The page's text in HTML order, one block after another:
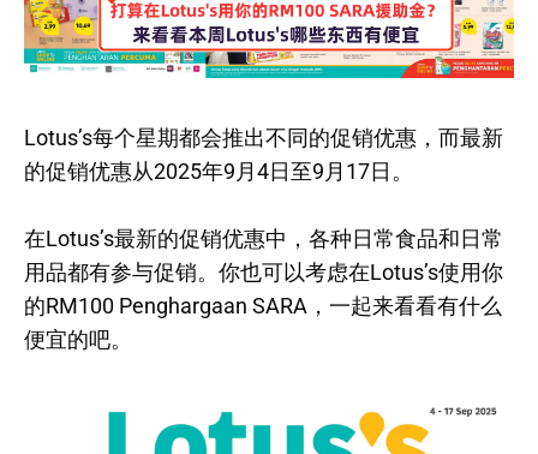
Lotus’s每个星期都会推出不同的促销优惠，而最新
的促销优惠从2025年9月4日至9月17日。
在Lotus’s最新的促销优惠中，各种日常食品和日常
用品都有参与促销。你也可以考虑在Lotus’s使用你
的RM100 Penghargaan SARA，一起来看看有什么
便宜的吧。